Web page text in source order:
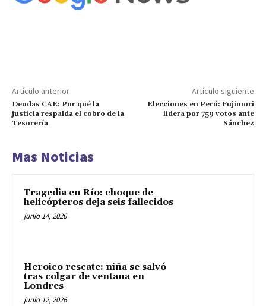
Artículo anterior
Deudas CAE: Por qué la
justicia respalda el cobro de la
Tesorería
Artículo siguiente
Elecciones en Perú: Fujimori
lidera por 759 votos ante
Sánchez
Mas Noticias
Tragedia en Río: choque de
helicópteros deja seis fallecidos
junio 14, 2026
Heroico rescate: niña se salvó
tras colgar de ventana en
Londres
junio 12, 2026